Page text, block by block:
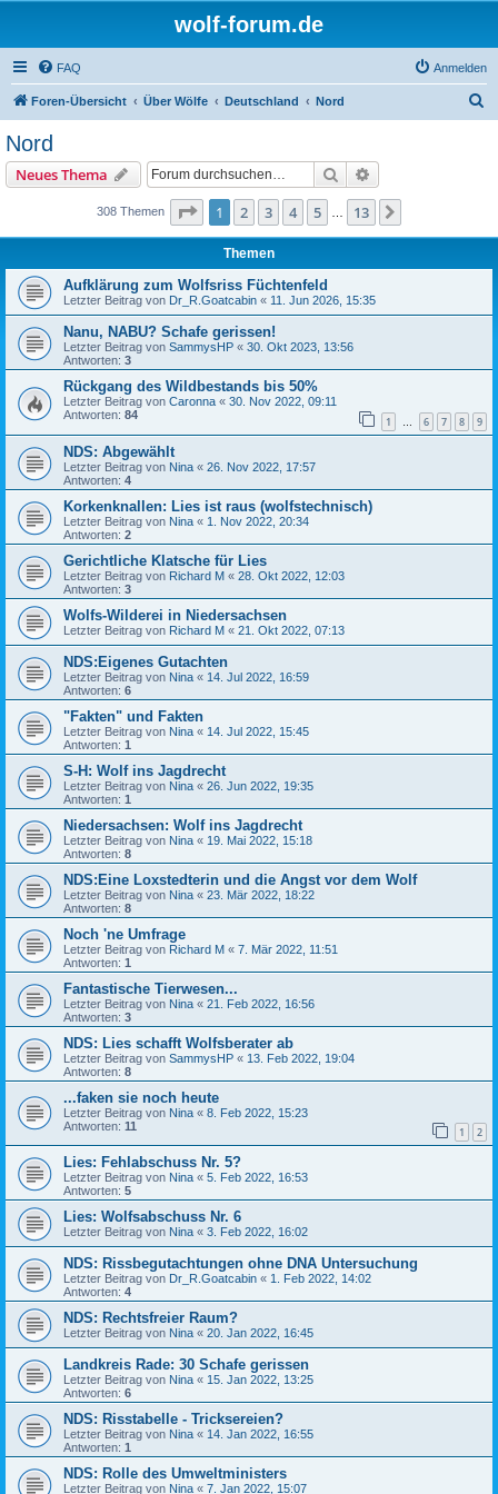
wolf-forum.de
FAQ Anmelden
Foren-Übersicht Über Wölfe Deutschland Nord
Nord
Neues Thema Suche
308 Themen Seite 1von 13
1 2 3 4 5 13
Themen
Aufklärung zum Wolfsriss Füchtenfeld
Letzter Beitrag von Dr_R.Goatcabin « 11. Jun 2026, 15:35
Nanu, NABU? Schafe gerissen!
Letzter Beitrag von SammysHP « 30. Okt 2023, 13:56
Antworten: 3
Rückgang des Wildbestands bis 50%
Letzter Beitrag von Caronna « 30. Nov 2022, 09:11
Antworten: 84 1 … 6 7 8 9
NDS: Abgewählt
Letzter Beitrag von Nina « 26. Nov 2022, 17:57
Antworten: 4
Korkenknallen: Lies ist raus (wolfstechnisch)
Letzter Beitrag von Nina « 1. Nov 2022, 20:34
Antworten: 2
Gerichtliche Klatsche für Lies
Letzter Beitrag von Richard M « 28. Okt 2022, 12:03
Antworten: 3
Wolfs-Wilderei in Niedersachsen
Letzter Beitrag von Richard M « 21. Okt 2022, 07:13
NDS:Eigenes Gutachten
Letzter Beitrag von Nina « 14. Jul 2022, 16:59
Antworten: 6
"Fakten" und Fakten
Letzter Beitrag von Nina « 14. Jul 2022, 15:45
Antworten: 1
S-H: Wolf ins Jagdrecht
Letzter Beitrag von Nina « 26. Jun 2022, 19:35
Antworten: 1
Niedersachsen: Wolf ins Jagdrecht
Letzter Beitrag von Nina « 19. Mai 2022, 15:18
Antworten: 8
NDS:Eine Loxstedterin und die Angst vor dem Wolf
Letzter Beitrag von Nina « 23. Mär 2022, 18:22
Antworten: 8
Noch 'ne Umfrage
Letzter Beitrag von Richard M « 7. Mär 2022, 11:51
Antworten: 1
Fantastische Tierwesen...
Letzter Beitrag von Nina « 21. Feb 2022, 16:56
Antworten: 3
NDS: Lies schafft Wolfsberater ab
Letzter Beitrag von SammysHP « 13. Feb 2022, 19:04
Antworten: 8
...faken sie noch heute
Letzter Beitrag von Nina « 8. Feb 2022, 15:23
Antworten: 11 1 2
Lies: Fehlabschuss Nr. 5?
Letzter Beitrag von Nina « 5. Feb 2022, 16:53
Antworten: 5
Lies: Wolfsabschuss Nr. 6
Letzter Beitrag von Nina « 3. Feb 2022, 16:02
NDS: Rissbegutachtungen ohne DNA Untersuchung
Letzter Beitrag von Dr_R.Goatcabin « 1. Feb 2022, 14:02
Antworten: 4
NDS: Rechtsfreier Raum?
Letzter Beitrag von Nina « 20. Jan 2022, 16:45
Landkreis Rade: 30 Schafe gerissen
Letzter Beitrag von Nina « 15. Jan 2022, 13:25
Antworten: 6
NDS: Risstabelle - Tricksereien?
Letzter Beitrag von Nina « 14. Jan 2022, 16:55
Antworten: 1
NDS: Rolle des Umweltministers
Letzter Beitrag von Nina « 7. Jan 2022, 15:07